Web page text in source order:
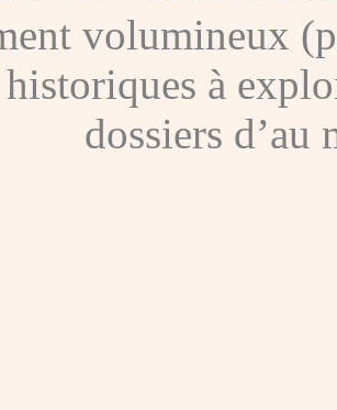
volumineux
historiques à
dossiers d’au